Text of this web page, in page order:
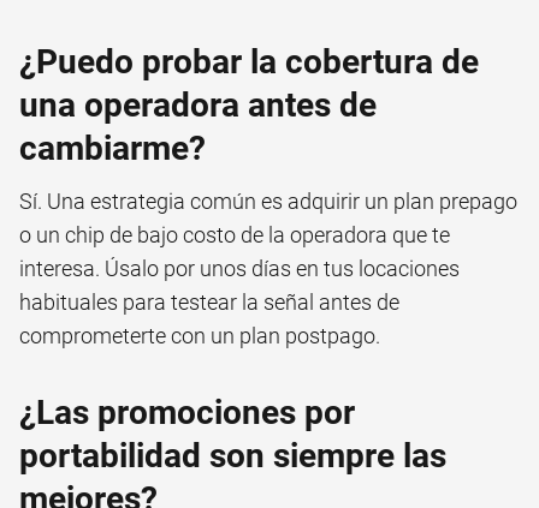
¿Puedo probar la cobertura de
una operadora antes de
cambiarme?
Sí. Una estrategia común es adquirir un plan prepago
o un chip de bajo costo de la operadora que te
interesa. Úsalo por unos días en tus locaciones
habituales para testear la señal antes de
comprometerte con un plan postpago.
¿Las promociones por
portabilidad son siempre las
mejores?